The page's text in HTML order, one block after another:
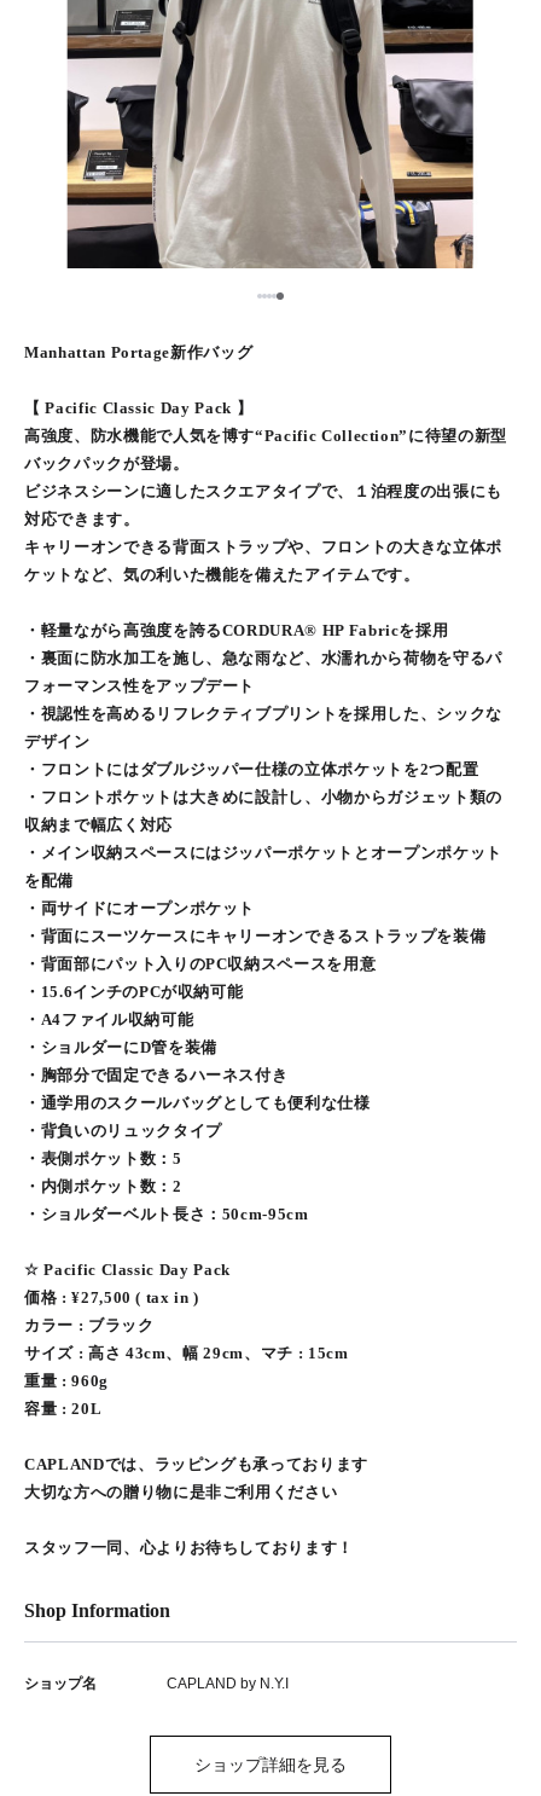
1234
Manhattan Portage新作バッグ
【 Pacific Classic Day Pack 】
高強度、防水機能で人気を博す“Pacific Collection”に待望の新型
バックパックが登場。
ビジネスシーンに適したスクエアタイプで、１泊程度の出張にも
対応できます。
キャリーオンできる背面ストラップや、フロントの大きな立体ポ
ケットなど、気の利いた機能を備えたアイテムです。
・軽量ながら高強度を誇るCORDURA® HP Fabricを採用
・裏面に防水加工を施し、急な雨など、水濡れから荷物を守るパ
フォーマンス性をアップデート
・視認性を高めるリフレクティブプリントを採用した、シックな
デザイン
・フロントにはダブルジッパー仕様の立体ポケットを2つ配置
・フロントポケットは大きめに設計し、小物からガジェット類の
収納まで幅広く対応
・メイン収納スペースにはジッパーポケットとオープンポケット
を配備
・両サイドにオープンポケット
・背面にスーツケースにキャリーオンできるストラップを装備
・背面部にパット入りのPC収納スペースを用意
・15.6インチのPCが収納可能
・A4ファイル収納可能
・ショルダーにD管を装備
・胸部分で固定できるハーネス付き
・通学用のスクールバッグとしても便利な仕様
・背負いのリュックタイプ
・表側ポケット数：5
・内側ポケット数：2
・ショルダーベルト長さ：50cm-95cm
☆ Pacific Classic Day Pack
価格 : ¥27,500 ( tax in )
カラー : ブラック
サイズ : 高さ 43cm、幅 29cm、マチ : 15cm
重量 : 960g
容量 : 20L
CAPLANDでは、ラッピングも承っております
大切な方への贈り物に是非ご利用ください
スタッフ一同、心よりお待ちしております！
Shop Information
ショップ名 CAPLAND by N.Y.I
ショップ詳細を見る